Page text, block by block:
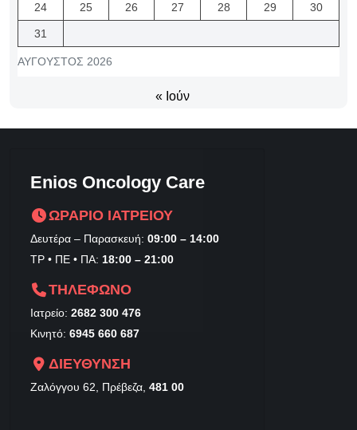
ΑΎΓΟΥΣΤΟΣ 2026
24 25 26 27 28 29 30
31
« Ιούν
Enios Oncology Care
ΩΡΑΡΙΟ ΙΑΤΡΕΙΟΥ
Δευτέρα – Παρασκευή: 09:00 – 14:00
ΤΡ • ΠΕ • ΠΑ: 18:00 – 21:00
ΤΗΛΕΦΩΝΟ
Ιατρείο: 2682 300 476
Κινητό: 6945 660 687
ΔΙΕΥΘΥΝΣΗ
Ζαλόγγου 62, Πρέβεζα, 481 00